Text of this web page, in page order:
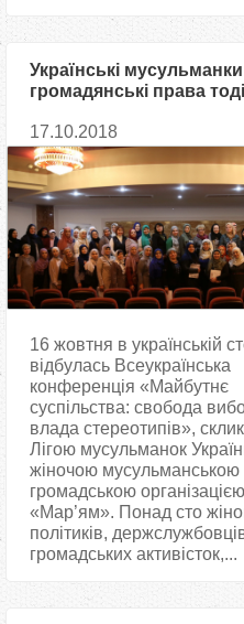
Українські
громадянські права
мріяли, — Саід Ісмагілов
17.10.2018
16 жовтня в українській
відбулась Всеукраїнська
конференція «Майбутнє
суспільства: свобода
влада стереотипів»,
Лігою мусульманок
жіночою мусульманською
громадською організацією
«Мар’ям». Понад сто
політиків,
громадських активісток,...